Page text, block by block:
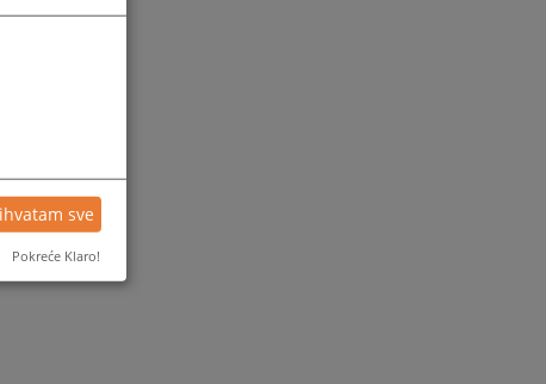
sve
Pokreće Klaro!